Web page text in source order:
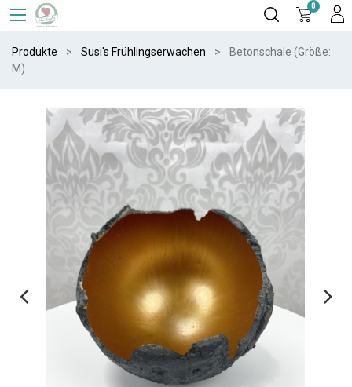
0
Produkte Susi's Frühlingserwachen
Betonschale (Größe:
M)